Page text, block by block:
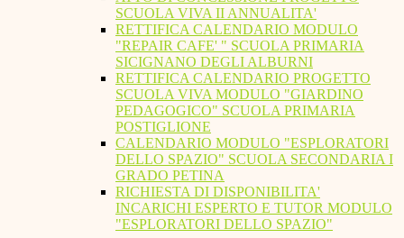
SCUOLA VIVA II ANNUALITA'
RETTIFICA CALENDARIO MODULO
"REPAIR CAFE' " SCUOLA PRIMARIA
SICIGNANO DEGLI ALBURNI
RETTIFICA CALENDARIO PROGETTO
SCUOLA VIVA MODULO "GIARDINO
PEDAGOGICO" SCUOLA PRIMARIA
POSTIGLIONE
CALENDARIO MODULO "ESPLORATORI
DELLO SPAZIO" SCUOLA SECONDARIA I
GRADO PETINA
RICHIESTA DI DISPONIBILITA'
INCARICHI ESPERTO E TUTOR MODULO
"ESPLORATORI DELLO SPAZIO"